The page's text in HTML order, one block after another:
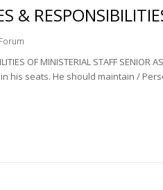
&
Forum
OF MINISTERIAL STAFF
his seats. He should maintain /